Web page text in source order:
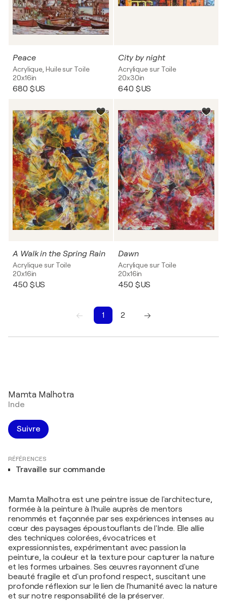
Peace
Acrylique, Huile sur Toile
20x16in
680 $US
City by night
Acrylique sur Toile
20x30in
640 $US
A Walk in the Spring Rain
Acrylique sur Toile
20x16in
450 $US
Dawn
Acrylique sur Toile
20x16in
450 $US
1
2
Mamta Malhotra
Inde
Suivre
RÉFÉRENCES
Travaille sur commande
Mamta Malhotra est une peintre issue de l'architecture,
formée à la peinture à l'huile auprès de mentors
renommés et façonnée par ses expériences intenses au
cœur des paysages époustouflants de l'Inde. Elle allie
des techniques colorées, évocatrices et
expressionnistes, expérimentant avec passion la
peinture, la couleur et la texture pour capturer la nature
et les formes urbaines. Ses œuvres rayonnent d'une
beauté fragile et d'un profond respect, suscitant une
profonde réflexion sur le lien de l'humanité avec la nature
et sur notre responsabilité de la préserver.